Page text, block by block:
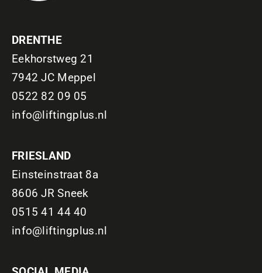
DRENTHE
Eekhorstweg 21
7942 JC Meppel
0522 82 09 05
info@liftingplus.nl
FRIESLAND
Einsteinstraat 8a
8606 JR Sneek
0515 41 44 40
info@liftingplus.nl